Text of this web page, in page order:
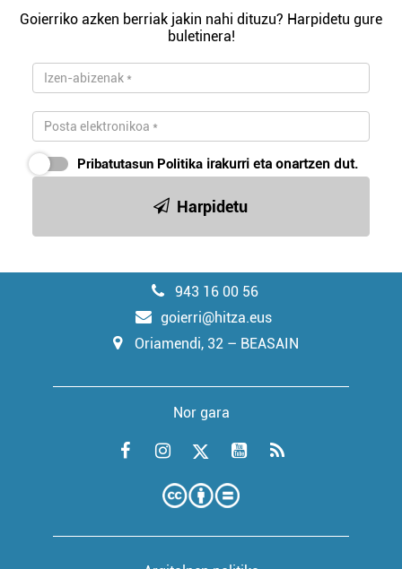
Goierriko azken berriak jakin nahi dituzu? Harpidetu gure
buletinera!
Pribatutasun Politika irakurri eta onartzen dut.
Harpidetu
943 16 00 56
goierri@hitza.eus
Oriamendi, 32 – BEASAIN
Nor gara